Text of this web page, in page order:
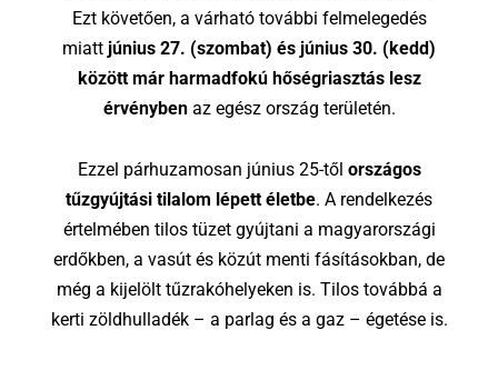
Ezt követően, a várható további felmelegedés
miatt június 27. (szombat) és június 30. (kedd)
között már harmadfokú hőségriasztás lesz
érvénybenaz egész ország területén.
Ezzel párhuzamosan június 25-től országos
tűzgyújtási tilalom lépett életbe. A rendelkezés
értelmében tilos tüzet gyújtani a magyarországi
erdőkben, a vasút és közút menti fásításokban, de
még a kijelölt tűzrakóhelyeken is. Tilos továbbá a
kerti zöldhulladék – a parlag és a gaz – égetése is.